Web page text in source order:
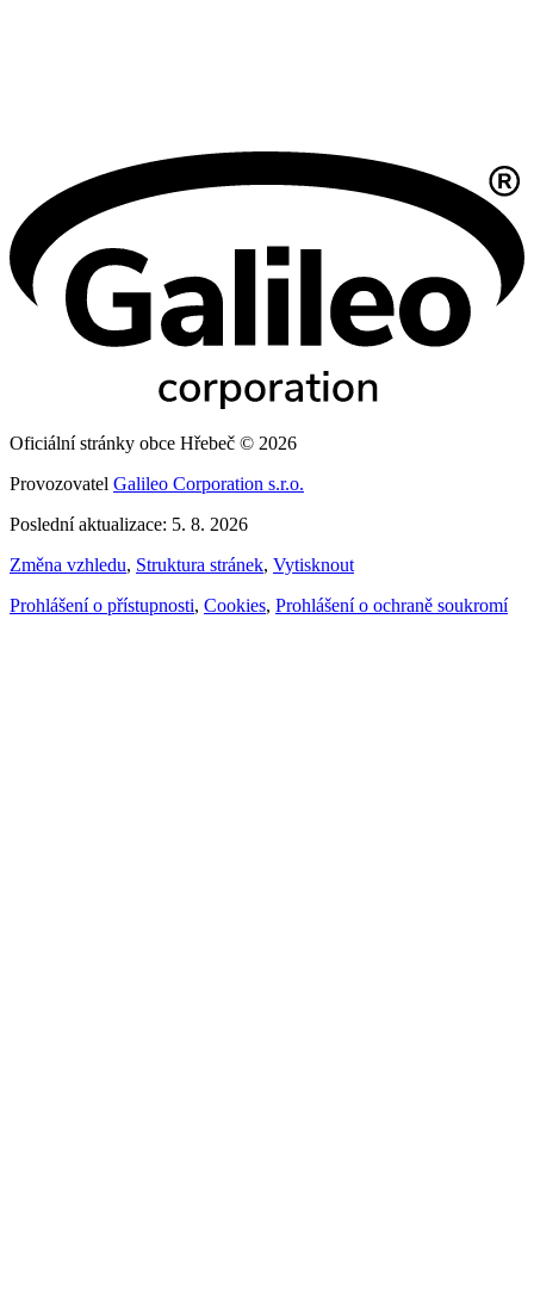
Oficiální stránky obce Hřebeč © 2026
Provozovatel Galileo Corporation s.r.o.
Poslední aktualizace: 5. 8. 2026
Změna vzhledu, Struktura stránek, Vytisknout
Prohlášení o přístupnosti, Cookies, Prohlášení o ochraně soukromí